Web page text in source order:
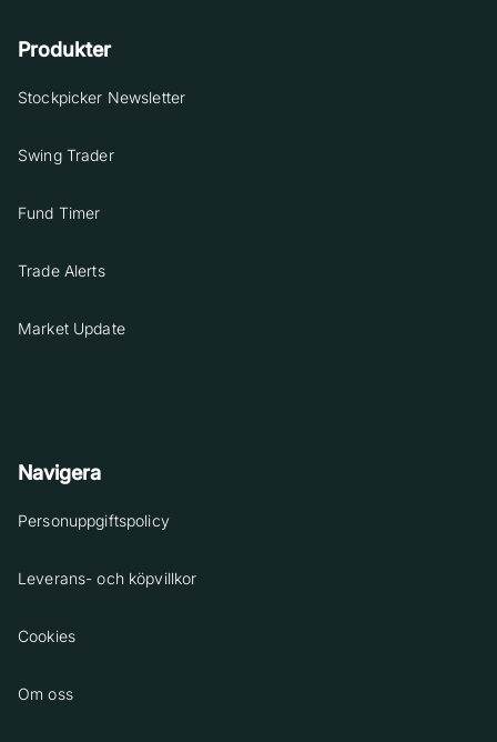
Produkter
Stockpicker Newsletter
Swing Trader
Fund Timer
Trade Alerts
Market Update
Navigera
Personuppgiftspolicy
Leverans- och köpvillkor
Cookies
Om oss